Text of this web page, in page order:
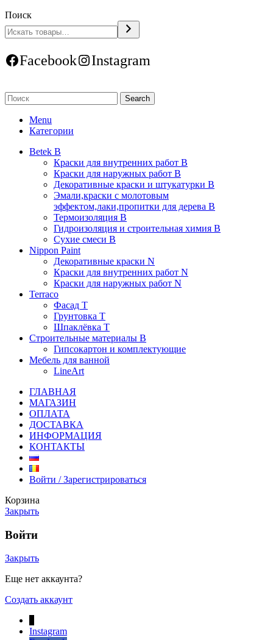
Поиск
Facebook Instagram
Search
Menu
Категории
Betek B
Краски для внутренних работ B
Краски для наружных работ B
Декоративные краски и штукатурки В
Эмали,краски с молотовым
эффектом,лаки,пропитки для дерева В
Термоизоляция В
Гидроизоляция и строительная химия В
Сухие смеси B
Nippon Paint
Декоративные краски N
Краски для внутренних работ N
Краски для наружных работ N
Terraco
Фасад Т
Грунтовка T
Шпаклёвка T
Строительные материалы В
Гипсокартон и комплектующие
Мебель для ванной
LineArt
ГЛАВНАЯ
МАГАЗИН
ОПЛАТА
ДОСТАВКА
ИНФОРМАЦИЯ
КОНТАКТЫ
Войти / Зарегистрироваться
Корзина
Закрыть
Войти
Закрыть
Еще нет аккаунта?
Создать аккаунт
Instagram